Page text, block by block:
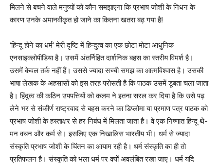
मिलने से बचने वाले मनुष्यों को कौन समझाएगा कि प्रभाष जोशी के निधन के
कारण उनके अमानवीकृत हो जाने का कितना खतरा बढ़ गया है!
‘हिन्दू होने का धर्म‘ मेरी दृष्टि में हिन्दुत्व का एक छोटा मोटा आधुनिक
एनसाइक्लोपीडिया है। उसमें अंतर्निहित दार्शनिक बहस का स्तरीय विमर्श है।
उसमें केवल तर्क नहीं हैं। उससे ज्यादा सच्ची समझ का आत्मविश्वास है। उसकी
भाषा लेखक के अहसासों को इस तरह परोसती है कि पाठक उसमें डूबता चला जाता
है। हिंदुत्व की कठिन उपपत्तियों को कलम ने इतना सरल कर दिया है कि उसे पढ़
लेने भर से संकीर्ण राष्ट्रवाद से बहस करने का डिप्लोमा या प्रमाण पत्र पाठक को
प्रभाष जोशी के हस्ताक्षर से हर निबंध में मिलता जाता है। वे एक निष्णात हिन्दू थे-
मन वचन और कर्म से। इसलिए एक निखालिस भारतीय भी। धर्म से ज्यादा
संस्कृति प्रभाष जोशी के चिंतन का आयाम रही है। धर्म संस्कृति का ही तो
प्रतिफलन है। संस्कृति को भला धर्म पर क्यों अवलंबित रखा जाए। धर्म यदि